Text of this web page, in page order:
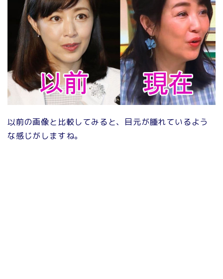
以前の画像と比較してみると、目元が腫れているよう
な感じがしますね。